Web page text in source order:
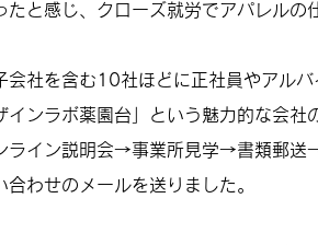
と感じ、クローズ就労でアパレル
社を含む10社ほどに正社員やアル
ンラボ薬園台」という魅力的な会社
イン説明会→事業所見学→書類郵送
わせのメールを送りました。